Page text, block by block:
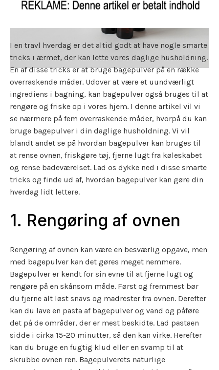
I en travl hverdag er det altid godt at have nogle smarte
tricks i ærmet, der kan lette vores daglige husholdning.
En af disse tricks er at bruge bagepulver på en række
overraskende måder. Udover at være et uundværligt
ingrediens i bagning, kan bagepulver også bruges til at
rengøre og friske op i vores hjem. I denne artikel vil vi
se nærmere på fem overraskende måder, hvorpå du kan
bruge bagepulver i din daglige husholdning. Vi vil
blandt andet se på hvordan bagepulver kan bruges til
at rense ovnen, friskgøre tøj, fjerne lugt fra køleskabet
og rense badeværelset. Lad os dykke ned i disse smarte
tricks og finde ud af, hvordan bagepulver kan gøre din
hverdag lidt lettere.
1. Rengøring af ovnen
Rengøring af ovnen kan være en besværlig opgave, men
med bagepulver kan det gøres meget nemmere.
Bagepulver er kendt for sin evne til at fjerne lugt og
rengøre på en skånsom måde. Først og fremmest bør
du fjerne alt løst snavs og madrester fra ovnen. Derefter
kan du lave en pasta af bagepulver og vand og påføre
det på de områder, der er mest beskidte. Lad pastaen
sidde i cirka 15-20 minutter, så den kan virke. Herefter
kan du bruge en fugtig klud eller en svamp til at
skrubbe ovnen ren. Bagepulverets naturlige